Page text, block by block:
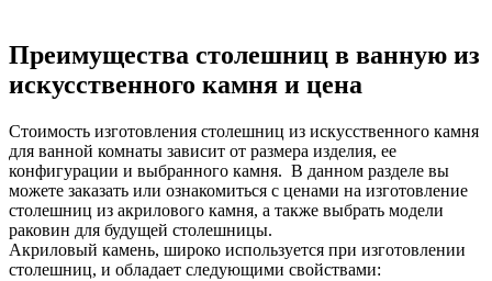
Преимущества столешниц в ванную из
искусственного камня и цена
Стоимость изготовления столешниц из искусственного камня
для ванной комнаты зависит от размера изделия, ее
конфигурации и выбранного камня. В данном разделе вы
можете заказать или ознакомиться с ценами на изготовление
столешниц из акрилового камня, а также выбрать модели
раковин для будущей столешницы.
Акриловый камень, широко используется при изготовлении
столешниц, и обладает следующими свойствами: